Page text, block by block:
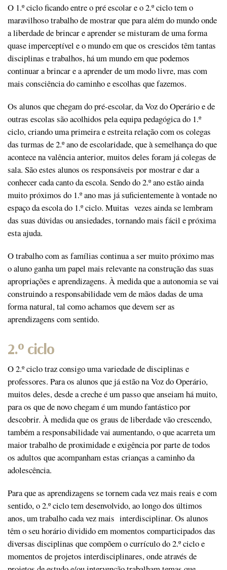
O 1.º ciclo ficando entre o pré escolar e o 2.º ciclo tem o
maravilhoso trabalho de mostrar que para além do mundo onde
a liberdade de brincar e aprender se misturam de uma forma
quase imperceptível e o mundo em que os crescidos têm tantas
disciplinas e trabalhos, há um mundo em que podemos
continuar a brincar e a aprender de um modo livre, mas com
mais consciência do caminho e escolhas que fazemos.
Os alunos que chegam do pré-escolar, da Voz do Operário e de
outras escolas são acolhidos pela equipa pedagógica do 1.º
ciclo, criando uma primeira e estreita relação com os colegas
das turmas de 2.º ano de escolaridade, que à semelhança do que
acontece na valência anterior, muitos deles foram já colegas de
sala. São estes alunos os responsáveis por mostrar e dar a
conhecer cada canto da escola. Sendo do 2.º ano estão ainda
muito próximos do 1.º ano mas já suficientemente à vontade no
espaço da escola do 1.º ciclo. Muitas vezes ainda se lembram
das suas dúvidas ou ansiedades, tornando mais fácil e próxima
esta ajuda.
O trabalho com as famílias continua a ser muito próximo mas
o aluno ganha um papel mais relevante na construção das suas
apropriações e aprendizagens. À medida que a autonomia se vai
construindo a responsabilidade vem de mãos dadas de uma
forma natural, tal como achamos que devem ser as
aprendizagens com sentido.
2.º ciclo
O 2.º ciclo traz consigo uma variedade de disciplinas e
professores. Para os alunos que já estão na Voz do Operário,
muitos deles, desde a creche é um passo que anseiam há muito,
para os que de novo chegam é um mundo fantástico por
descobrir. À medida que os graus de liberdade vão crescendo,
também a responsabilidade vai aumentando, o que acarreta um
maior trabalho de proximidade e exigência por parte de todos
os adultos que acompanham estas crianças a caminho da
adolescência.
Para que as aprendizagens se tornem cada vez mais reais e com
sentido, o 2.º ciclo tem desenvolvido, ao longo dos últimos
anos, um trabalho cada vez mais interdisciplinar. Os alunos
têm o seu horário dividido em momentos comparticipados das
diversas disciplinas que compõem o currículo do 2.º ciclo e
momentos de projetos interdisciplinares, onde através de